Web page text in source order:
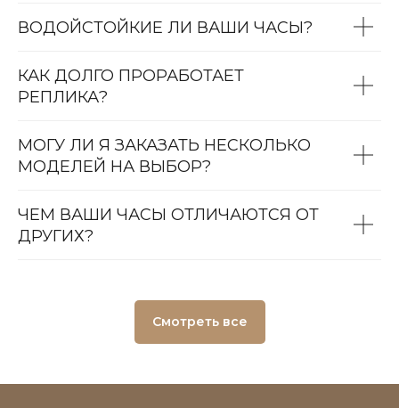
ВОДОЙСТОЙКИЕ ЛИ ВАШИ ЧАСЫ?
КАК ДОЛГО ПРОРАБОТАЕТ
РЕПЛИКА?
МОГУ ЛИ Я ЗАКАЗАТЬ НЕСКОЛЬКО
МОДЕЛЕЙ НА ВЫБОР?
ЧЕМ ВАШИ ЧАСЫ ОТЛИЧАЮТСЯ ОТ
ДРУГИХ?
Смотреть все